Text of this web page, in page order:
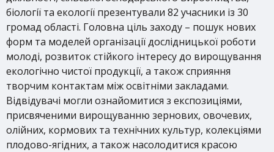
біології та екології презентували 82 учасники із 30
громад області. Головна ціль заходу – пошук нових
форм та моделей організації дослідницької роботи
молоді, розвиток стійкого інтересу до вирощування
екологічно чистої продукції, а також сприяння
творчим контактам між освітніми закладами.
Відвідувачі могли ознайомитися з експозиціями,
присвяченими вирощуванню зернових, овочевих,
олійних, кормових та технічних культур, колекціями
плодово-ягідних, а також насолодитися красою